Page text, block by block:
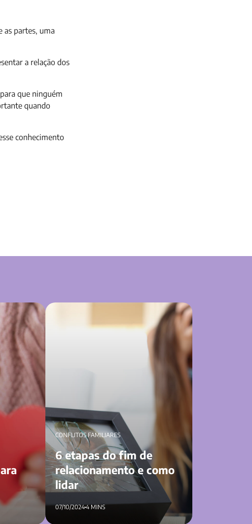
as partes, uma
a relação dos
que ninguém
quando
conhecimento
para um
6 etapas do fim de relacionamento e como
CONFLITOS FAMILIARES
6 etapas do fim de
relacionamento e como
lidar
07/10/20244 MINS